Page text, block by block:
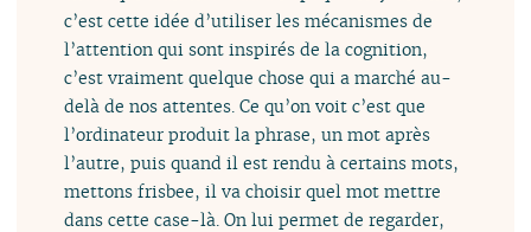
c’est cette idée d’utiliser les mécanismes de
l’attention qui sont inspirés de la cognition,
c’est vraiment quelque chose qui a marché au-
delà de nos attentes. Ce qu’on voit c’est que
l’ordinateur produit la phrase, un mot après
l’autre, puis quand il est rendu à certains mots,
mettons frisbee, il va choisir quel mot mettre
dans cette case-là. On lui permet de regarder,